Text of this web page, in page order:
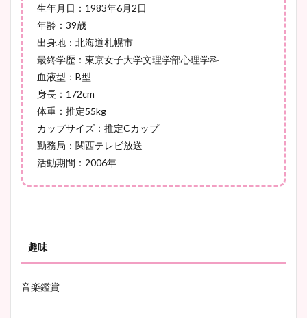
豊島実季アナのカップ画像ま
とめ！美脚や水着姿に年齢も
宇賀神メグアナのニット画像
まとめ！足も美脚でカップも
生年月日：1983年6月2日
年齢：39歳
出身地：北海道札幌市
最終学歴：東京女子大学文理学部心理学科
血液型：B型
身長：172cm
体重：推定55kg
カップサイズ：推定Cカップ
勤務局：関西テレビ放送
活動期間：2006年-
趣味
音楽鑑賞